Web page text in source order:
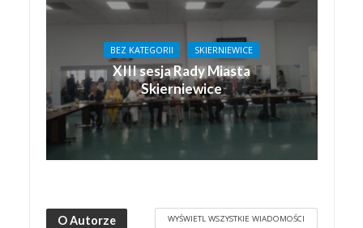
BEZ KATEGORII SKIERNIEWICE
XIII sesja Rady Miasta
Skierniewice
O Autorze WYŚWIETL WSZYSTKIE WIADOMOŚCI